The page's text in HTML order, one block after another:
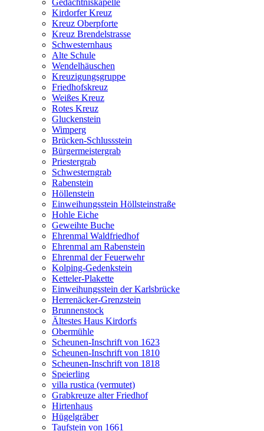
Gedächtniskapelle
Kirdorfer Kreuz
Kreuz Oberpforte
Kreuz Brendelstrasse
Schwesternhaus
Alte Schule
Wendelhäuschen
Kreuzigungsgruppe
Friedhofskreuz
Weißes Kreuz
Rotes Kreuz
Gluckenstein
Wimperg
Brücken-Schlussstein
Bürgermeistergrab
Priestergrab
Schwesterngrab
Rabenstein
Höllenstein
Einweihungsstein Höllsteinstraße
Hohle Eiche
Geweihte Buche
Ehrenmal Waldfriedhof
Ehrenmal am Rabenstein
Ehrenmal der Feuerwehr
Kolping-Gedenkstein
Ketteler-Plakette
Einweihungsstein der Karlsbrücke
Herrenäcker-Grenzstein
Brunnenstock
Ältestes Haus Kirdorfs
Obermühle
Scheunen-Inschrift von 1623
Scheunen-Inschrift von 1810
Scheunen-Inschrift von 1818
Speierling
villa rustica (vermutet)
Grabkreuze alter Friedhof
Hirtenhaus
Hügelgräber
Taufstein von 1661